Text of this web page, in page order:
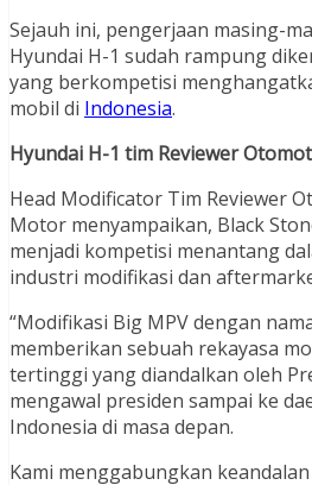
Sejauh ini, pengerjaan masing-
Hyundai H-1 sudah rampung
yang berkompetisi
mobil di Indonesia.
Hyundai H-1 tim Reviewer
Head Modificator Tim Reviewer
Motor menyampaikan, Black
menjadi kompetisi menantang
industri modifikasi dan
“Modifikasi Big MPV dengan
memberikan sebuah rekayasa
tertinggi yang diandalkan oleh
mengawal presiden sampai ke
Indonesia di masa depan.
Kami menggabungkan